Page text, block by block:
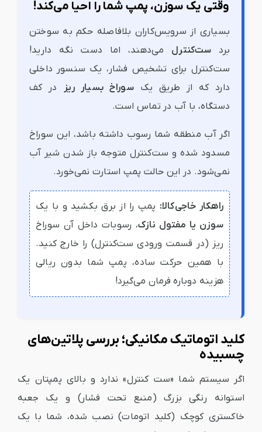
وقتی یک سوزن، پمپ شما را احیا می‌کند!
بسیاری از سرویس‌کاران بلافاصله حکم به سوختن
برد ست‌کنترل می‌دهند، اما دست نگه دارید!
ست‌کنترل برای تشخیص فشار، یک سنسور داخلی
دارد که از طریق یکسوراخ بسیار ریز
در کف
دستگاه، با آب در تماس است.
اگر آب منطقه شما رسوب داشته باشد، این سوراخ
مسدود شده و ست‌کنترل متوجه باز شدن شیر آب
نمی‌شود. در این حالت پمپ استارت نمی‌خورد.
راهکار خاجی‌کالا: پمپ را از برق بکشید و با یک
سوزن یا مفتول نازک، رسوبات داخل آن سوراخ
ریز (در قسمت ورودی ست‌کنترل) را خارج کنید.
با همین حرکت ساده، پمپ شما بدون ریالی
هزینه دوباره فرمان می‌گیرد!
کلید اتوماتیک مکانیکی؛ بررسی پلاتین‌های
چسبیده
اگر سیستم شما «ست کنترل» ندارد و بالای پمپتان یک
استوانه رنگی بزرگ (منبع تحت فشار) و یک جعبه
خاکستری کوچک (کلید اتومات) نصب شده، شما با یک